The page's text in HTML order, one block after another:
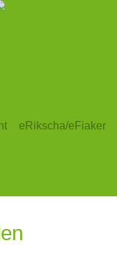
eRikscha/eFiaker